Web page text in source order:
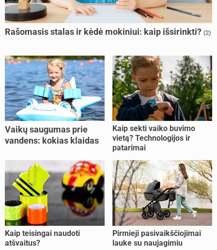
Rašomasis stalas ir kėdė mokiniui: kaip išsirinkti? (2)
Vaikų saugumas prie
vandens: kokias klaidas
Kaip sekti vaiko buvimo
vietą? Technologijos ir
patarimai
Kaip teisingai naudoti
atšvaitus?
Pirmieji pasivaikščiojimai
lauke su naujagimiu